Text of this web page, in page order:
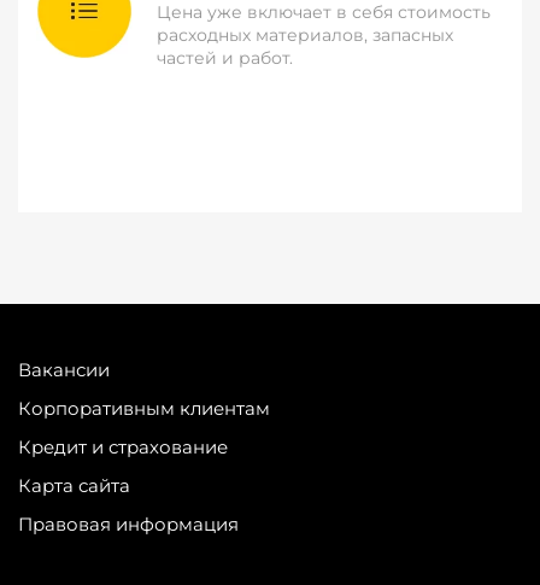
Цена уже включает в себя стоимость
расходных материалов, запасных
частей и работ.
Вакансии
Корпоративным клиентам
Кредит и страхование
Карта сайта
Правовая информация